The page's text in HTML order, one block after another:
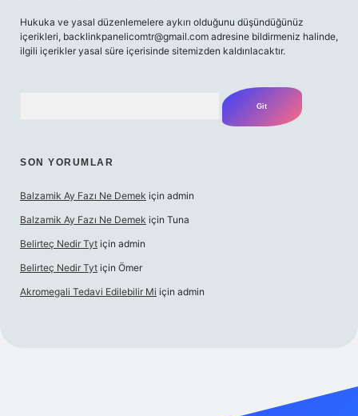
Hukuka ve yasal düzenlemelere aykırı olduğunu düşündüğünüz
içerikleri, backlinkpanelicomtr@gmail.com adresine bildirmeniz halinde,
ilgili içerikler yasal süre içerisinde sitemizden kaldırılacaktır.
SON YORUMLAR
Balzamik Ay Fazı Ne Demek için admin
Balzamik Ay Fazı Ne Demek için Tuna
Belirteç Nedir Tyt için admin
Belirteç Nedir Tyt için Ömer
Akromegali Tedavi Edilebilir Mi için admin